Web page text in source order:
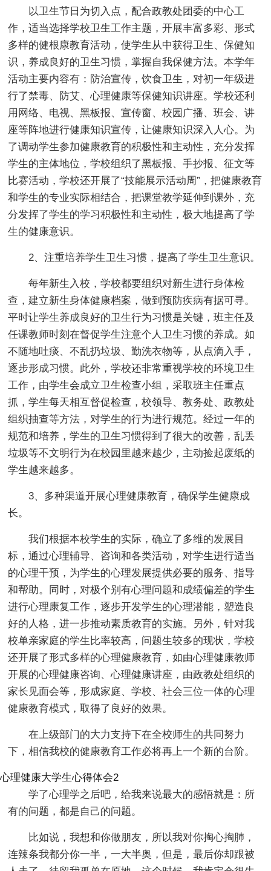
以卫生节日为切入点，配合政教处团委的中心工
作，适当选择学校卫生工作主题，开展丰富多彩、形式
多样的健根康教育活动，使学生从中获得卫生、保健知
识，养成良好的卫生习惯，掌握自我保健方法。本学年
活动主要内容有：防治宣传，饮食卫生，对初一年级进
行了禁毒、防艾、心理健康等保健知识讲座。学校还利
用网络、电视、黑板报、宣传窗、校园广播、班会、讲
座等阵地进行健康知识宣传，让健康知识深入人心。为
了调动学生参加健康教育的积极性和主动性，充分发挥
学生的主体地位，学校组织了黑板报、手抄报、征文等
比赛活动，学校还开展了“技能展示活动周”，把健康教育
和学生的专业实际相结合，把课堂教学延伸到课外，充
分发挥了学生的学习积极性和主动性，极大地提高了学
生的健康意识。
2、注重培养学生卫生习惯，提高了学生卫生意识。
每年新生入校，学校都要组织对新生进行身体检
查，建立新生身体健康档案，做到预防疾病有据可寻。
平时让学生养成良好的卫生行为习惯是关键，班主任及
任课教师时刻在督促学生注意个人卫生习惯的养成。如
不随地吐痰、不乱扔垃圾、勤洗衣物等，从点滴入手，
逐步形成习惯。此外，学校还非常重视学校的环境卫生
工作，由学生会成立卫生检查小组，采取班主任重点
抓，学生每天相互督促检查，校领导、教务处、政教处
组织抽查等方法，对学生的行为进行规范。经过一年的
规范和培养，学生的卫生习惯得到了很大的改善，乱丢
垃圾等不文明行为在校园里越来越少，主动捡起废纸的
学生越来越多。
3、多种渠道开展心理健康教育，确保学生健康成
长。
我们根据本校学生的实际，确立了多维的发展目
标，通过心理辅导、咨询和各类活动，对学生进行适当
的心理干预，为学生的心理发展提供必要的服务、指导
和帮助。同时，对极个别有心理问题和成绩偏差的学生
进行心理康复工作，逐步开发学生的心理潜能，塑造良
好的人格，进一步推动素质教育的实施。另外，针对我
校单亲家庭的学生比率较高，问题生较多的现状，学校
还开展了形式多样的心理健康教育，如由心理健康教师
开展的心理健康咨询、心理健康讲座，由政教处组织的
家长见面会等，形成家庭、学校、社会三位一体的心理
健康教育模式，取得了良好的效果。
在上级部门的大力支持下在全校师生的共同努力
下，相信我校的健康教育工作必将再上一个新的台阶。
心理健康大学生心得体会2
学了心理学之后吧，给我来说最大的感悟就是：所
有的问题，都是自己的问题。
比如说，我想和你做朋友，所以我对你掏心掏肺，
连辣条我都分你一半，一大半奥，但是，最后你却跟被